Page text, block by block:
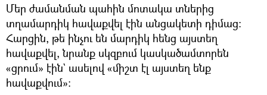
Մեր ժամանման պահին մոտակա տներից
տղամարդիկ հավաքվել էին անցակետի դիմաց։
Հարցին, թե ինչու են մարդիկ հենց այստեղ
հավաքվել, նրանք սկզբում կասկածամտորեն
«ցրում» էին` ասելով «միշտ էլ այստեղ ենք
հավաքվում»: